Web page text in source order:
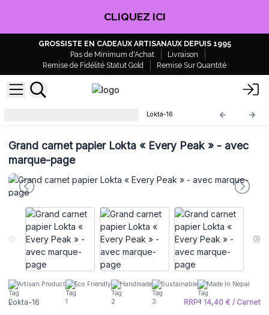
CLIQUEZ ICI
GROSSISTE EN CADEAUX ARTISANAUX DEPUIS 1995
Pas de Minimum d'Achat
Livraison
Remise de Fidélité Statut Gold
Remise Sur Quantité
Lokta-16
Grand carnet papier Lokta « Every Peak » - avec
marque-page
Artisan Product Eco Friendly Handmade Sustainable Made In Nepal
Lokta-16 RRP : 14,40 € / Carnet